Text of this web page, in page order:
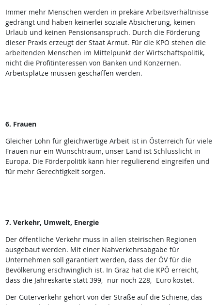
Immer mehr Menschen werden in prekäre Arbeitsverhältnisse
gedrängt und haben keinerlei soziale Absicherung, keinen
Urlaub und keinen Pensionsanspruch. Durch die Förderung
dieser Praxis erzeugt der Staat Armut. Für die KPÖ stehen die
arbeitenden Menschen im Mittelpunkt der Wirtschaftspolitik,
nicht die Profitinteressen von Banken und Konzernen.
Arbeitsplätze müssen geschaffen werden.
6. Frauen
Gleicher Lohn für gleichwertige Arbeit ist in Österreich für viele
Frauen nur ein Wunschtraum, unser Land ist Schlusslicht in
Europa. Die Förderpolitik kann hier regulierend eingreifen und
für mehr Gerechtigkeit sorgen.
7. Verkehr, Umwelt, Energie
Der öffentliche Verkehr muss in allen steirischen Regionen
ausgebaut werden. Mit einer Nahverkehrsabgabe für
Unternehmen soll garantiert werden, dass der ÖV für die
Bevölkerung erschwinglich ist. In Graz hat die KPÖ erreicht,
dass die Jahreskarte statt 399,- nur noch 228,- Euro kostet.
Der Güterverkehr gehört von der Straße auf die Schiene, das